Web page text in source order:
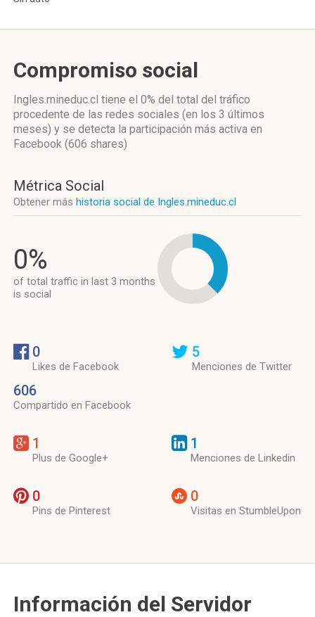
Compromiso social
Ingles.mineduc.cl tiene el 0% del total del tráfico
procedente de las redes sociales (en los 3 últimos
meses) y se detecta la participación más activa en
Facebook (606 shares)
Métrica Social
Obtener más historia social de Ingles.mineduc.cl
0%
of total traffic in last 3 months
is social
0
Likes de Facebook
606
Compartido en Facebook
5
Menciones de Twitter
1
Plus de Google+
1
Menciones de Linkedin
0
Pins de Pinterest
0
Visitas en StumbleUpon
Información del Servidor